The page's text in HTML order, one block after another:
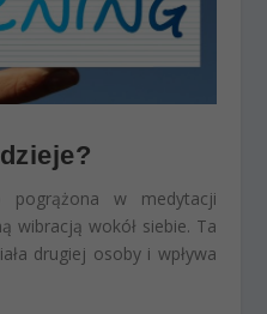
pogrążona w medytacji
wibracją wokół siebie. Ta
drugiej osoby i wpływa